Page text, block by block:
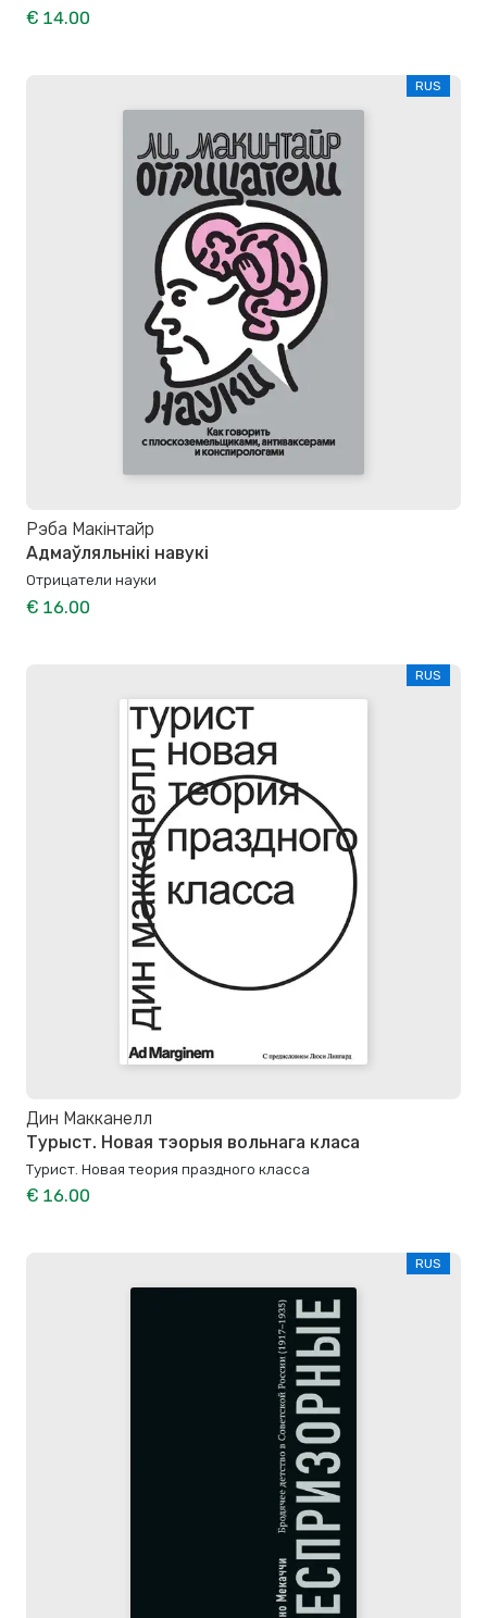
€ 14.00
RUS
Рэба Макінтайр
Адмаўляльнікі навукі
Отрицатели науки
€ 16.00
RUS
Дин Макканелл
Турыст. Новая тэорыя вольнага класа
Турист. Новая теория праздного класса
€ 16.00
RUS